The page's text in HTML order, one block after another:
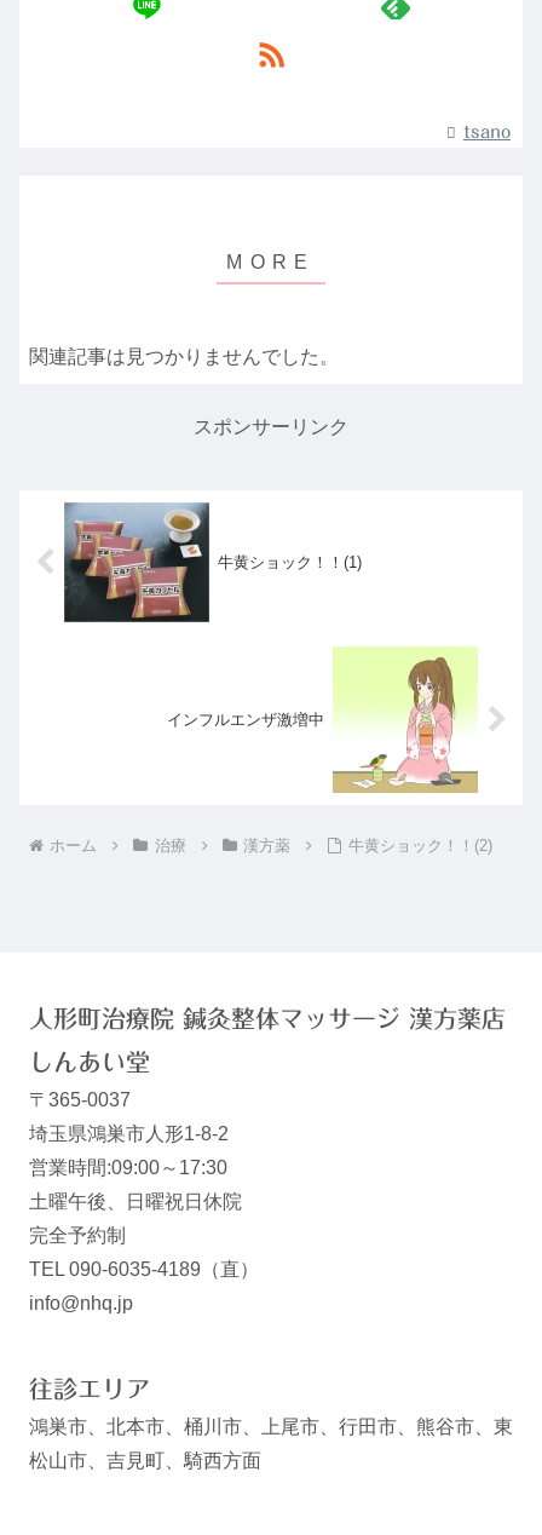
tsano
関連記事は見つかりませんでした。
スポンサーリンク
牛黄ショック！！(1)
インフルエンザ激増中
ホーム 治療 漢方薬 牛黄ショック！！(2)
人形町治療院 鍼灸整体マッサージ 漢方薬店
しんあい堂
〒365-0037
埼玉県鴻巣市人形1-8-2
営業時間:09:00～17:30
土曜午後、日曜祝日休院
完全予約制
TEL 090-6035-4189（直）
info@nhq.jp
往診エリア
鴻巣市、北本市、桶川市、上尾市、行田市、熊谷市、東
松山市、吉見町、騎西方面